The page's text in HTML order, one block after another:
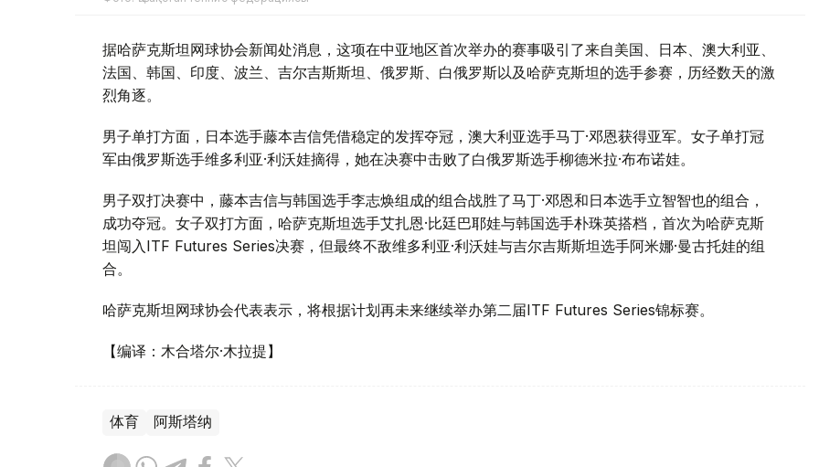
据哈萨克斯坦网球协会新闻处消息，这项在中亚地区首次举办的赛事吸引了来自美国、日本、澳大利亚、
法国、韩国、印度、波兰、吉尔吉斯斯坦、俄罗斯、白俄罗斯以及哈萨克斯坦的选手参赛，历经数天的激
烈角逐。
男子单打方面，日本选手藤本吉信凭借稳定的发挥夺冠，澳大利亚选手马丁·邓恩获得亚军。女子单打冠
军由俄罗斯选手维多利亚·利沃娃摘得，她在决赛中击败了白俄罗斯选手柳德米拉·布布诺娃。
男子双打决赛中，藤本吉信与韩国选手李志焕组成的组合战胜了马丁·邓恩和日本选手立智智也的组合，
成功夺冠。女子双打方面，哈萨克斯坦选手艾扎恩·比廷巴耶娃与韩国选手朴珠英搭档，首次为哈萨克斯
坦闯入ITF Futures Series决赛，但最终不敌维多利亚·利沃娃与吉尔吉斯斯坦选手阿米娜·曼古托娃的组
合。
哈萨克斯坦网球协会代表表示，将根据计划再未来继续举办第二届ITF Futures Series锦标赛。
【编译：木合塔尔·木拉提】
体育 阿斯塔纳